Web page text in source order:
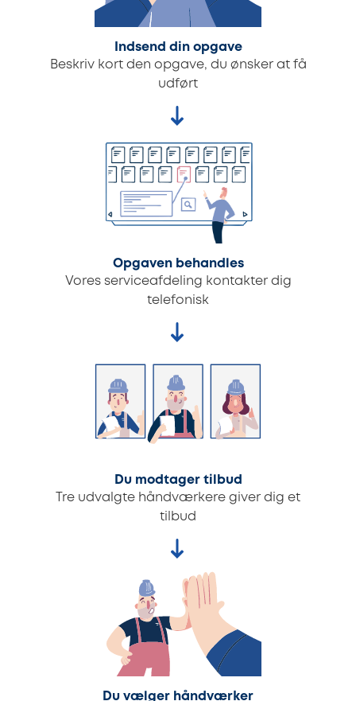
Indsend din opgave
Beskriv kort den opgave, du ønsker at få
udført
Opgaven behandles
Vores serviceafdeling kontakter dig
telefonisk
Du modtager tilbud
Tre udvalgte håndværkere giver dig et
tilbud
Du vælger håndværker